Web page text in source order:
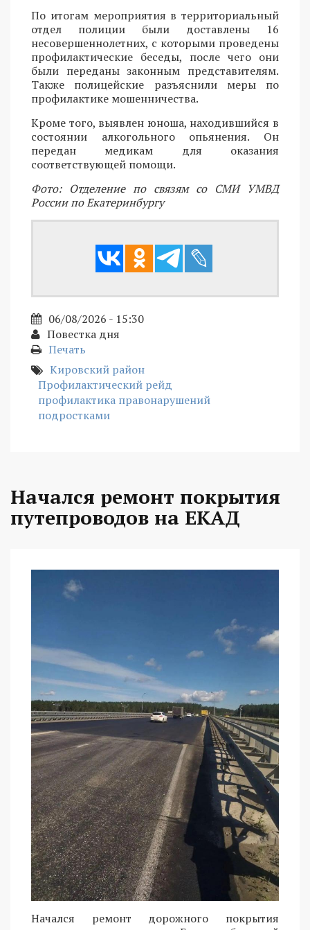
По итогам мероприятия в территориальный
отдел полиции были доставлены 16
несовершеннолетних, с которыми проведены
профилактические беседы, после чего они
были переданы законным представителям.
Также полицейские разъяснили меры по
профилактике мошенничества.
Кроме того, выявлен юноша, находившийся в
состоянии алкогольного опьянения. Он
передан медикам для оказания
соответствующей помощи.
Фото: Отделение по связям со СМИ УМВД
России по Екатеринбургу
06/08/2026 - 15:30
Повестка дня
Печать
Кировский район
Профилактический рейд
профилактика правонарушений
подростками
Начался ремонт покрытия
путепроводов на ЕКАД
Начался ремонт дорожного покрытия